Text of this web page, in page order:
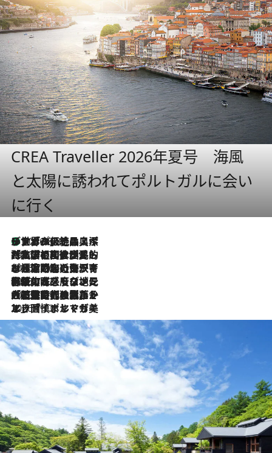
CREA Traveller 2026年夏号 海風
と太陽に誘われてポルトガルに会い
に行く
2026.8.8
リスボンの絶品スイーツ「パステル・デ・ナタ」とは？ポルトガル伝統の奥深い世界へ
2026.7.27
「私の祖国はポルトガル語です」国民的詩人フェルナンド・ペソアと、彼が愛した文学の街を歩く
2026.7.26
ポルトガル近海が育む極上の海の幸。キリリと冷えた白ワインと愉しむ、シーフード専門店の贅沢
2026.7.22
伝統の味をモダンに昇華。高感度な地元客が集う、リスボンの最旬ガストロノミー
2026.7.21
大航海時代の栄華から、震災、独裁、そして革命へ。ポルトガル・首都リスボンの石畳に刻まれた「歴史の光と影」
2026.7.13
エッセイ・ヤマザキマリ「慎ましくも美しき国 ポルトガル」